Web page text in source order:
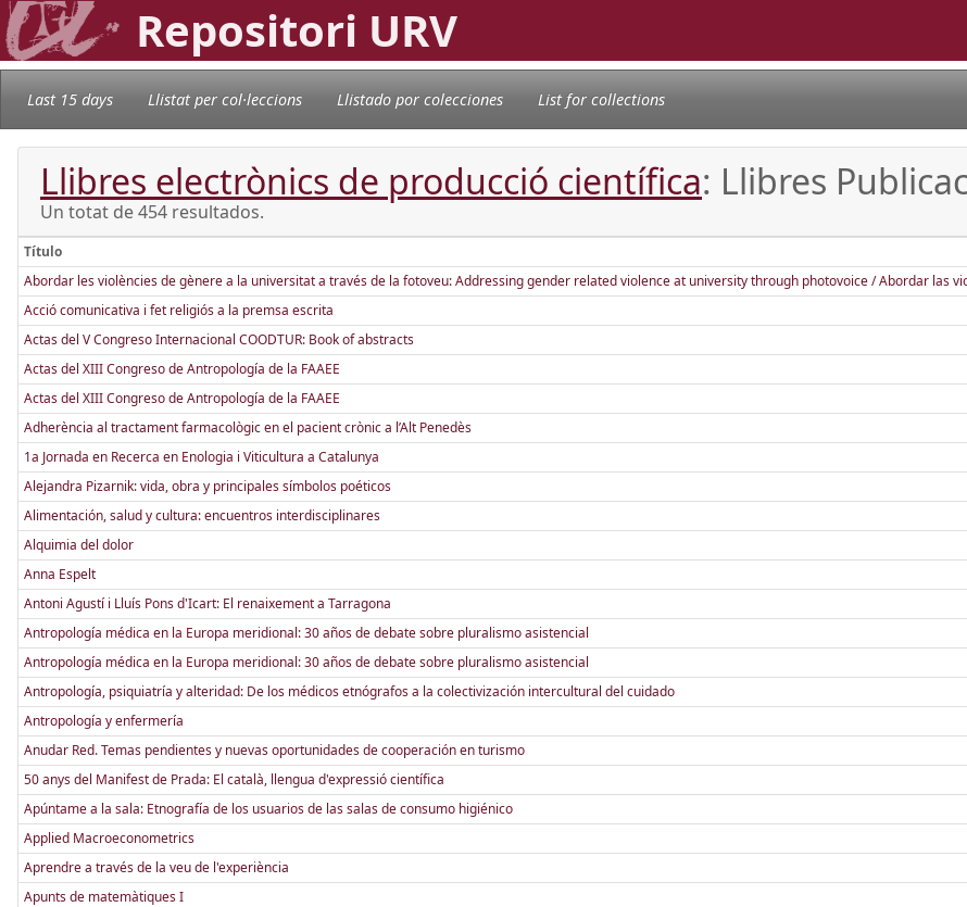
Repositori URV
Last 15 days Llistat per col·leccions Llistado por colecciones List for collections
Llibres electrònics de producció científica: Llibres
Un totat de 454 resultados.
Título
Abordar les violències de gènere a la universitat a través de la fotoveu: Addressing gender related violence at university through photovoice / Abordar las
Acció comunicativa i fet religiós a la premsa escrita
Actas del V Congreso Internacional COODTUR: Book of abstracts
Actas del XIII Congreso de Antropología de la FAAEE
Actas del XIII Congreso de Antropología de la FAAEE
Adherència al tractament farmacològic en el pacient crònic a l’Alt Penedès
1a Jornada en Recerca en Enologia i Viticultura a Catalunya
Alejandra Pizarnik: vida, obra y principales símbolos poéticos
Alimentación, salud y cultura: encuentros interdisciplinares
Alquimia del dolor
Anna Espelt
Antoni Agustí i Lluís Pons d'Icart: El renaixement a Tarragona
Antropología médica en la Europa meridional: 30 años de debate sobre pluralismo asistencial
Antropología médica en la Europa meridional: 30 años de debate sobre pluralismo asistencial
Antropología, psiquiatría y alteridad: De los médicos etnógrafos a la colectivización intercultural del cuidado
Antropología y enfermería
Anudar Red. Temas pendientes y nuevas oportunidades de cooperación en turismo
50 anys del Manifest de Prada: El català, llengua d'expressió científica
Apúntame a la sala: Etnografía de los usuarios de las salas de consumo higiénico
Applied Macroeconometrics
Aprendre a través de la veu de l'experiència
Apunts de matemàtiques I